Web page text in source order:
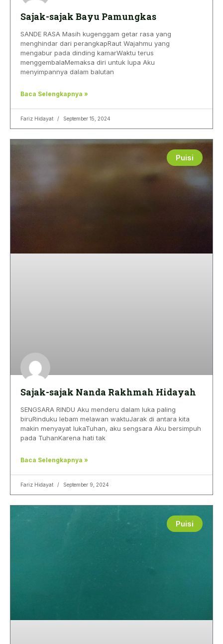
Sajak-sajak Bayu Pamungkas
SANDE RASA Masih kugenggam getar rasa yang
menghindar dari perangkapRaut Wajahmu yang
mengabur pada dinding kamarWaktu terus
menggembalaMemaksa diri untuk lupa Aku
menyimpannya dalam balutan
Baca Selengkapnya »
Fariz Hidayat September 15, 2024
Puisi
Sajak-sajak Nanda Rakhmah Hidayah
SENGSARA RINDU Aku menderu dalam luka paling
biruRinduku lebam melawan waktuJarak di antara kita
makin menyayat lukaTuhan, aku sengsara Aku bersimpuh
pada TuhanKarena hati tak
Baca Selengkapnya »
Fariz Hidayat September 9, 2024
Puisi